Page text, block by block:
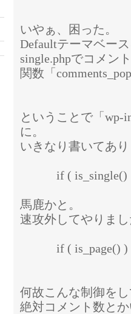
いやぁ、困った。
Defaultテーマベー
single.phpでコメン
関数「
ということで「wp-
に。
いきなり書いてあ
if ( is_single() ||
馬鹿かと。
速攻外してやりま
if ( is_page() )
何故こんな制御を
絶対コメント数と